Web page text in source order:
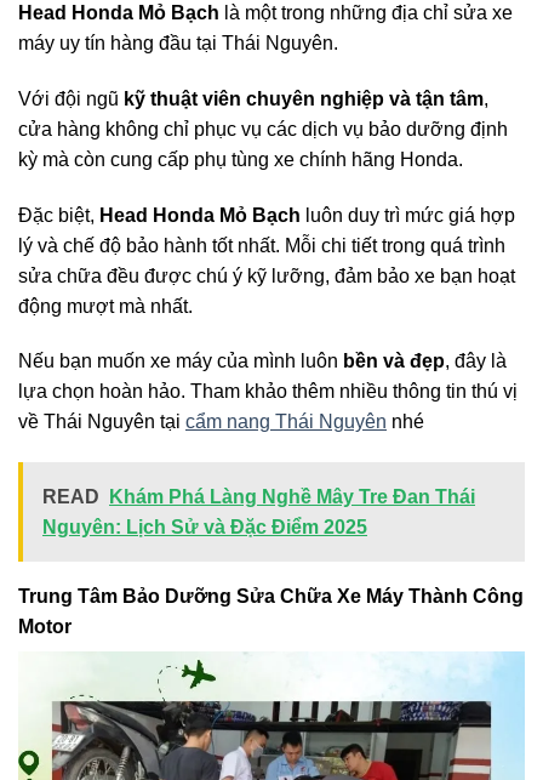
Head Honda Mỏ Bạch là một trong những địa chỉ sửa xe
máy uy tín hàng đầu tại Thái Nguyên.
Với đội ngũ kỹ thuật viên chuyên nghiệp và tận tâm,
cửa hàng không chỉ phục vụ các dịch vụ bảo dưỡng định
kỳ mà còn cung cấp phụ tùng xe chính hãng Honda.
Đặc biệt, Head Honda Mỏ Bạch luôn duy trì mức giá hợp
lý và chế độ bảo hành tốt nhất. Mỗi chi tiết trong quá trình
sửa chữa đều được chú ý kỹ lưỡng, đảm bảo xe bạn hoạt
động mượt mà nhất.
Nếu bạn muốn xe máy của mình luôn bền và đẹp, đây là
lựa chọn hoàn hảo. Tham khảo thêm nhiều thông tin thú vị
về Thái Nguyên tại cẩm nang Thái Nguyên nhé
READ
Khám Phá Làng Nghề Mây Tre Đan Thái
Nguyên: Lịch Sử và Đặc Điểm 2025
Trung Tâm Bảo Dưỡng Sửa Chữa Xe Máy Thành Công
Motor